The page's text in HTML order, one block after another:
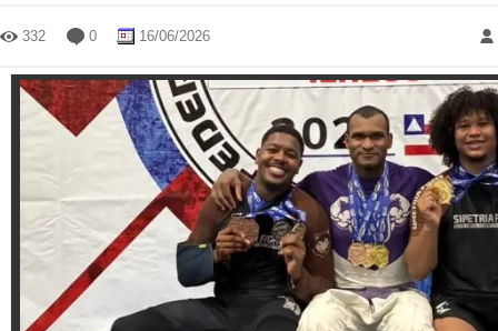
332 0 16/06/2026